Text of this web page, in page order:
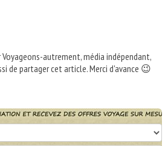
autrement, média indépendant,
de partager cet article. Merci d'avance 😉